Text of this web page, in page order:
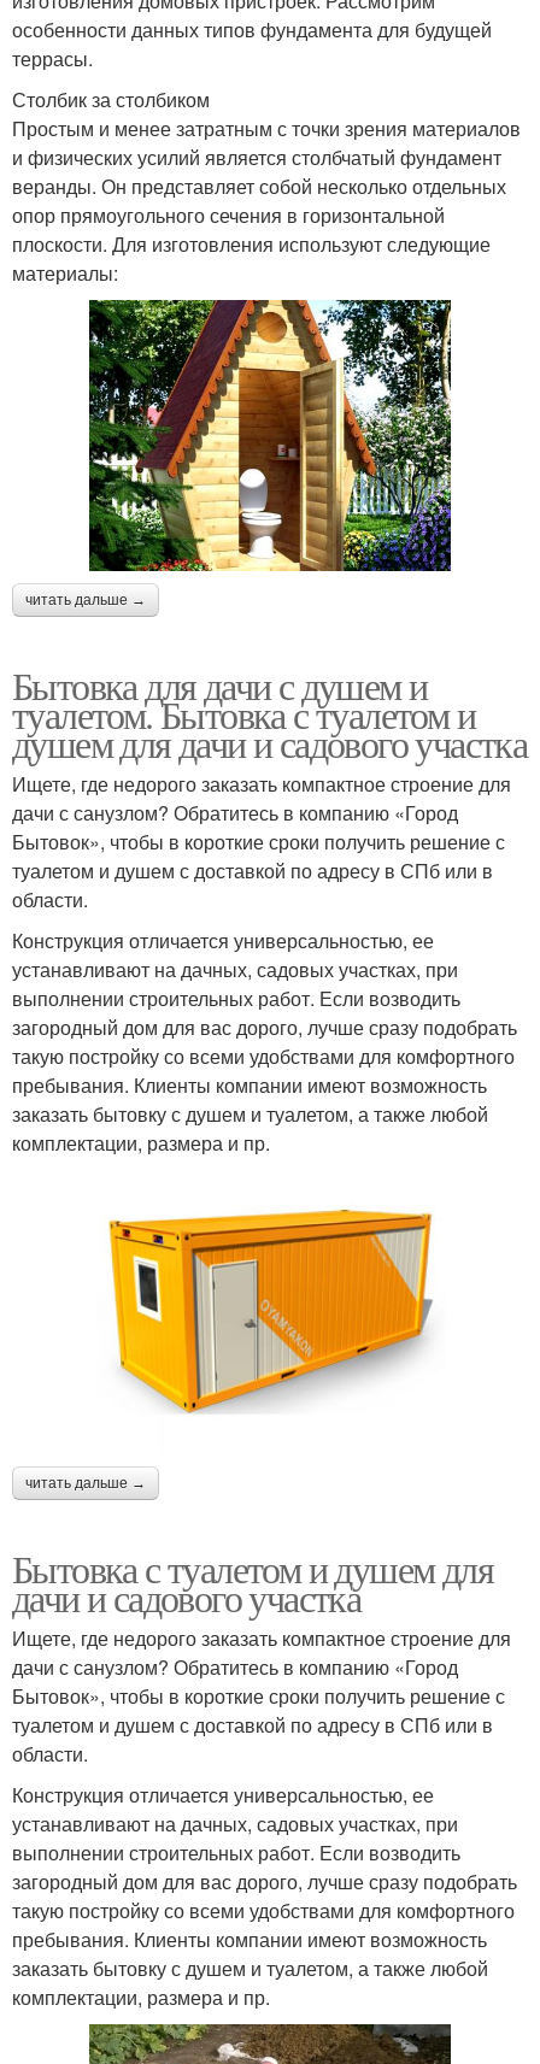
особенности данных типов фундамента для будущей
террасы.
Столбик за столбиком
Простым и менее затратным с точки зрения материалов
и физических усилий является столбчатый фундамент
веранды. Он представляет собой несколько отдельных
опор прямоугольного сечения в горизонтальной
плоскости. Для изготовления используют следующие
материалы:
читать дальше →
Бытовка для дачи с душем и
туалетом. Бытовка с туалетом и
душем для дачи и садового участка
Ищете, где недорого заказать компактное строение для
дачи с санузлом? Обратитесь в компанию «Город
Бытовок», чтобы в короткие сроки получить решение с
туалетом и душем с доставкой по адресу в СПб или в
области.
Конструкция отличается универсальностью, ее
устанавливают на дачных, садовых участках, при
выполнении строительных работ. Если возводить
загородный дом для вас дорого, лучше сразу подобрать
такую постройку со всеми удобствами для комфортного
пребывания. Клиенты компании имеют возможность
заказать бытовку с душем и туалетом, а также любой
комплектации, размера и пр.
читать дальше →
Бытовка с туалетом и душем для
дачи и садового участка
Ищете, где недорого заказать компактное строение для
дачи с санузлом? Обратитесь в компанию «Город
Бытовок», чтобы в короткие сроки получить решение с
туалетом и душем с доставкой по адресу в СПб или в
области.
Конструкция отличается универсальностью, ее
устанавливают на дачных, садовых участках, при
выполнении строительных работ. Если возводить
загородный дом для вас дорого, лучше сразу подобрать
такую постройку со всеми удобствами для комфортного
пребывания. Клиенты компании имеют возможность
заказать бытовку с душем и туалетом, а также любой
комплектации, размера и пр.